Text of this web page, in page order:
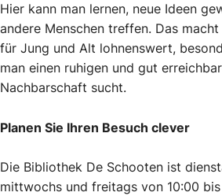
Hier kann man lernen, neue Ideen
andere Menschen treffen. Das macht
für Jung und Alt lohnenswert,
man einen ruhigen und gut
Nachbarschaft sucht.
Planen Sie Ihren Besuch clever
Die Bibliothek De Schooten ist
mittwochs und freitags von 10:00